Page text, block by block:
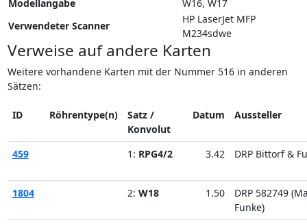
Modellangabe
W16 W17
Verwendeter Scanner
HP LaserJet MFP
M234sdwe
Verweise auf andere Karten
Weitere vorhandene Karten mit der Nummer 516 in anderen
Sätzen:
ID Röhrentype(n)
Satz /
Konvolut
Datum Aussteller
459 1: RPG4/2 3.42 DRP Bittorf &
1804 2: W18 1.50
DRP 582749
Funke)